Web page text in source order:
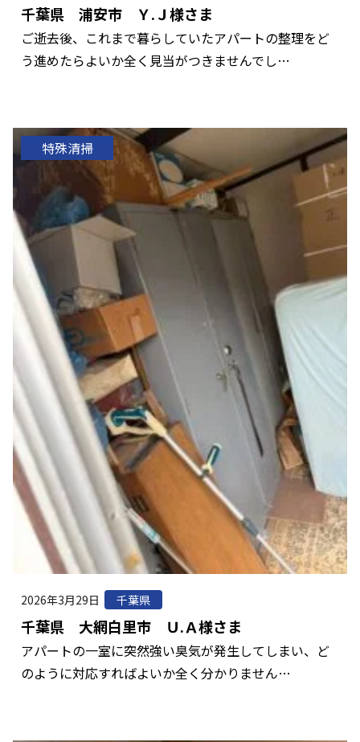
千葉県 浦安市 Ｙ.Ｊ様さま
ご逝去後、これまで暮らしていたアパートの整理をど
う進めたらよいか全く見当がつきませんでし…
特殊清掃
2026年3月29日 千葉県
千葉県 大網白里市 Ｕ.Ａ様さま
アパートの一室に突然強い臭気が発生してしまい、ど
のように対応すればよいか全く分かりません…